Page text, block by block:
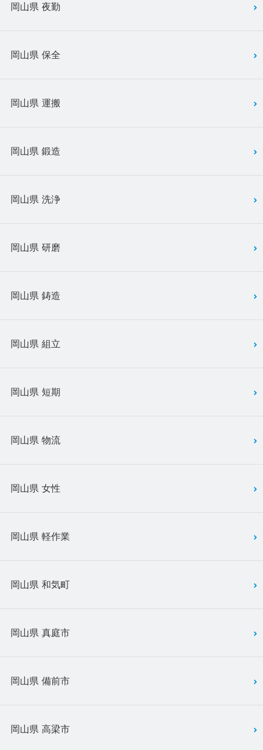
岡山県 夜勤
岡山県 保全
岡山県 運搬
岡山県 鍛造
岡山県 洗浄
岡山県 研磨
岡山県 鋳造
岡山県 組立
岡山県 短期
岡山県 物流
岡山県 女性
岡山県 軽作業
岡山県 和気町
岡山県 真庭市
岡山県 備前市
岡山県 高梁市